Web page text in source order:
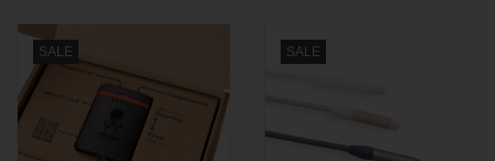
SALE SALE